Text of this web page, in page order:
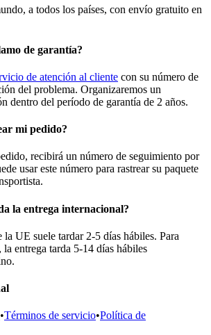
a todos los países, con envío gratuito en
de garantía?
de atención al cliente con su número de
del problema. Organizaremos un
dentro del período de garantía de 2 años.
mi pedido?
recibirá un número de seguimiento por
usar este número para rastrear su paquete
la entrega internacional?
la UE suele tardar 2-5 días hábiles. Para
entrega tarda 5-14 días hábiles
•Términos de servicio•Política de